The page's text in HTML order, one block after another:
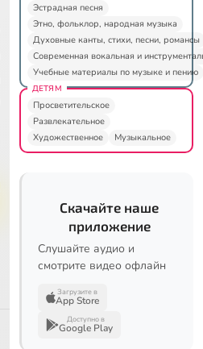
Эстрадная песня
Этно, фольклор, народная музыка
Духовные канты, стихи, песни, романсы
Современная вокальная и
Учебные материалы по музыке и пению
ДЕТЯМ
Просветительское
Развлекательное
Художественное
Музыкальное
Скачайте наше
приложение
Слушайте аудио и
смотрите видео офлайн
Загрузите в
App Store
Доступно в
Google Play